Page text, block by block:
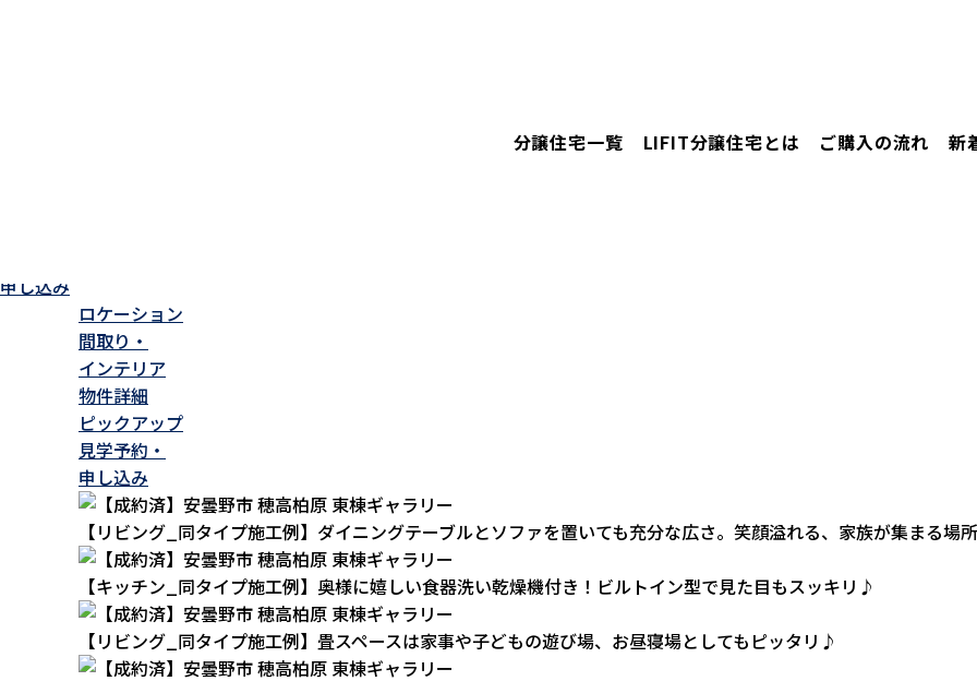
分譲住宅一覧 LIFIT分譲住宅とは ご購入の流れ 新
申し込み
ロケーション
間取り・
インテリア
物件詳細
ピックアップ
見学予約・
申し込み
【リビング_同タイプ施工例】ダイニングテーブルとソファを置いても充分な広さ。笑顔溢れる、家族が集まる場
【キッチン_同タイプ施工例】奥様に嬉しい食器洗い乾燥機付き！ビルトイン型で見た目もスッキリ♪
【リビング_同タイプ施工例】畳スペースは家事や子どもの遊び場、お昼寝場としてもピッタリ♪